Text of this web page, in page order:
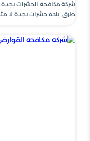
شركة مكافحة الحشرات
طرق ابادة حشرات بجدة لا